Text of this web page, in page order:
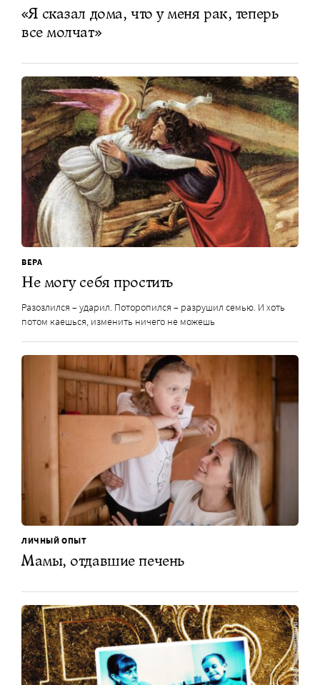
«Я сказал дома, что у меня рак, теперь
все молчат»
ВЕРА
Не могу себя простить
Разозлился – ударил. Поторопился – разрушил семью. И хоть
потом каешься, изменить ничего не можешь
ЛИЧНЫЙ ОПЫТ
Мамы, отдавшие печень